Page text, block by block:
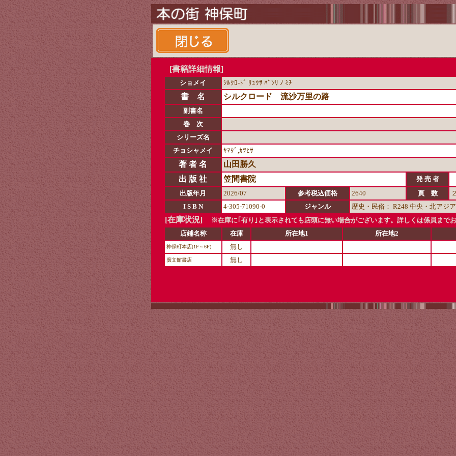
[書籍詳細情報]
ショメイ ｼﾙｸﾛ-ﾄﾞ ﾘｭｳｻ ﾊﾞﾝﾘ ﾉ ﾐﾁ
書 名 シルクロード 流沙万里の路
副書名
巻 次
シリーズ名
チョシャメイ
ﾔﾏﾀﾞ,ｶﾂﾋｻ
著 者 名
山田勝久
出 版 社
笠間書院
発 売 者
出版年月
2026/07 参考税込価格 2640 頁 数
I S B N
4-305-71090-0 ジャンル 歴史・民俗： R248 中央・北アジ
[在庫状況]
※在庫に｢有り｣と表示されても店頭に無い場合がございます。詳しくは係員まで
店鋪名称
在庫 所在地1 所在地2
神保町本店(1F～6F) 無し
廣文館書店 無し